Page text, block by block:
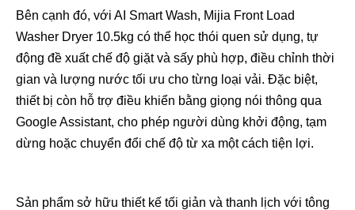
Bên cạnh đó, với AI Smart Wash, Mijia Front Load
Washer Dryer 10.5kg có thể học thói quen sử dụng, tự
động đề xuất chế độ giặt và sấy phù hợp, điều chỉnh thời
gian và lượng nước tối ưu cho từng loại vải. Đặc biệt,
thiết bị còn hỗ trợ điều khiển bằng giọng nói thông qua
Google Assistant, cho phép người dùng khởi động, tạm
dừng hoặc chuyển đổi chế độ từ xa một cách tiện lợi.
Sản phẩm sở hữu thiết kế tối giản và thanh lịch với tông